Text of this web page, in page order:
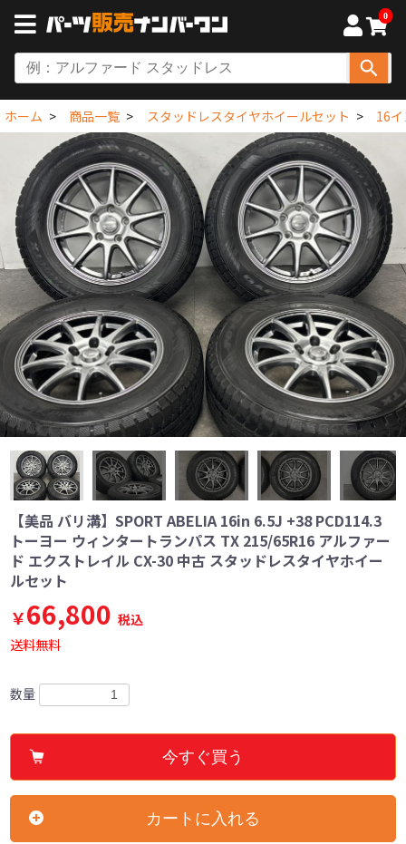
0
ホーム 商品一覧 スタッドレスタイヤホイールセット 16
【美品 バリ溝】SPORT ABELIA 16in 6.5J +38 PCD114.3
トーヨー ウィンタートランパス TX 215/65R16 アルファー
ド エクストレイル CX-30 中古 スタッドレスタイヤホイー
ルセット
￥66,800 税込
送料無料
数量
今すぐ買う
カートに入れる